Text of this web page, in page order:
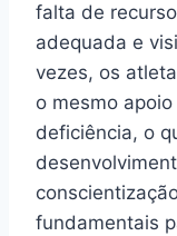
falta de
adequada e
vezes, os
o mesmo
deficiência, o
fundamentais